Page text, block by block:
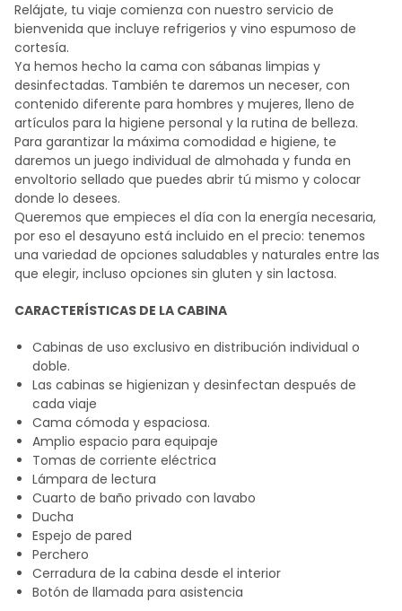
Relájate, tu viaje comienza con nuestro servicio de
bienvenida que incluye refrigerios y vino espumoso de
cortesía.
Ya hemos hecho la cama con sábanas limpias y
desinfectadas. También te daremos un neceser, con
contenido diferente para hombres y mujeres, lleno de
artículos para la higiene personal y la rutina de belleza.
Para garantizar la máxima comodidad e higiene, te
daremos un juego individual de almohada y funda en
envoltorio sellado que puedes abrir tú mismo y colocar
donde lo desees.
Queremos que empieces el día con la energía necesaria,
por eso el desayuno está incluido en el precio: tenemos
una variedad de opciones saludables y naturales entre las
que elegir, incluso opciones sin gluten y sin lactosa.
CARACTERÍSTICAS DE LA CABINA
Cabinas de uso exclusivo en distribución individual o
doble.
Las cabinas se higienizan y desinfectan después de
cada viaje
Cama cómoda y espaciosa.
Amplio espacio para equipaje
Tomas de corriente eléctrica
Lámpara de lectura
Cuarto de baño privado con lavabo
Ducha
Espejo de pared
Perchero
Cerradura de la cabina desde el interior
Botón de llamada para asistencia